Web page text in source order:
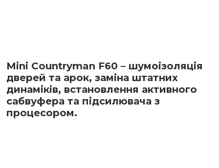
Mini Countryman F60 – шумоізоляція
дверей та арок, заміна штатних
динаміків, встановлення активного
сабвуфера та підсилювача з
процесором.